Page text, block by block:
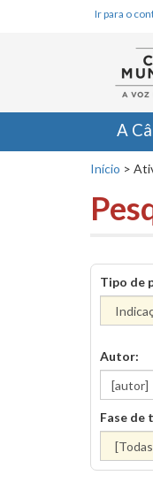
Ir para o
A
Início >
Tipo de
Autor:
Fase de